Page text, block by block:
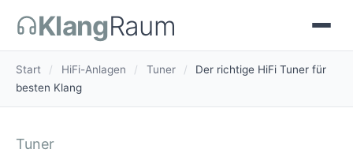
KlangRaum
Start / HiFi-Anlagen / Tuner /
Der richtige HiFi Tuner für
besten Klang
Tuner